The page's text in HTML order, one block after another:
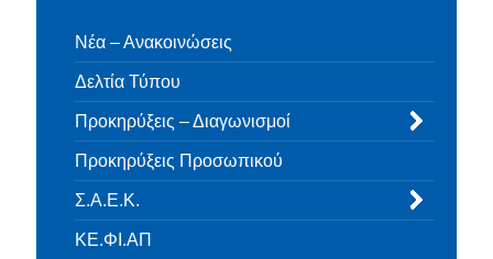
Νέα – Ανακοινώσεις
Δελτία Τύπου
Προκηρύξεις – Διαγωνισμοί
Προκηρύξεις Προσωπικού
Σ.Α.Ε.Κ.
ΚΕ.ΦΙ.ΑΠ